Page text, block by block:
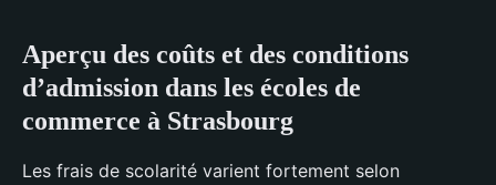
Aperçu des coûts et des conditions
d’admission dans les écoles de
commerce à Strasbourg
Les frais de scolarité varient fortement selon